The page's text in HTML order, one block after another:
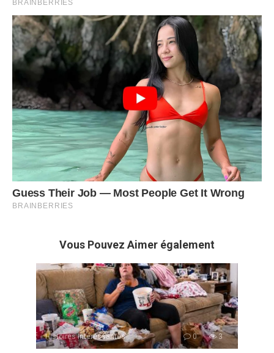
Vous Pouvez Aimer également
Histoires Intéressantes 0 3